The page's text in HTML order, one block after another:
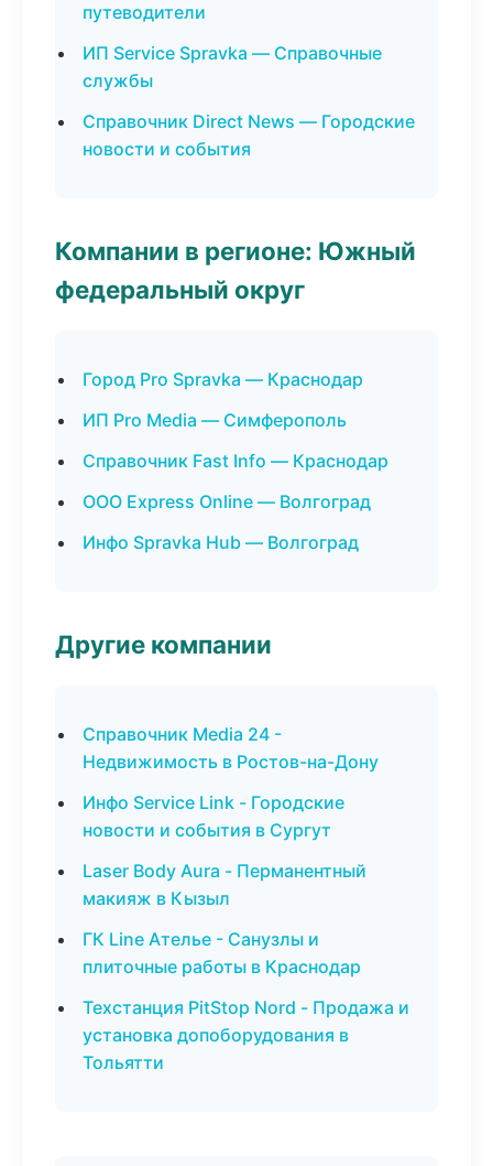
путеводители
ИП Service Spravka — Справочные
службы
Справочник Direct News — Городские
новости и события
Компании в регионе: Южный
федеральный округ
Город Pro Spravka — Краснодар
ИП Pro Media — Симферополь
Справочник Fast Info — Краснодар
ООО Express Online — Волгоград
Инфо Spravka Hub — Волгоград
Другие компании
Справочник Media 24 -
Недвижимость в Ростов-на-Дону
Инфо Service Link - Городские
новости и события в Сургут
Laser Body Aura - Перманентный
макияж в Кызыл
ГК Line Ателье - Санузлы и
плиточные работы в Краснодар
Техстанция PitStop Nord - Продажа и
установка допоборудования в
Тольятти